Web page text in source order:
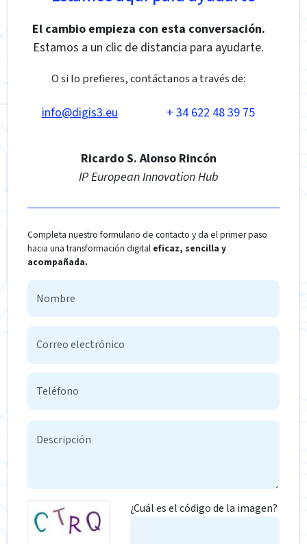
El cambio empieza con esta conversación.
Estamos a un clic de distancia para ayudarte.
O si lo prefieres, contáctanos a través de:
info@digis3.eu + 34 622 48 39 75
Ricardo S. Alonso Rincón
IP European Innovation Hub
Completa nuestro formulario de contacto y da el primer paso
hacia una transformación digital eficaz, sencilla y
acompañada.
¿Cuál es el código de la imagen?